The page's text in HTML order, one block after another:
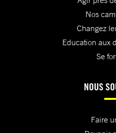
Nos
Changez
Education aux
Se
NOUS
Faire